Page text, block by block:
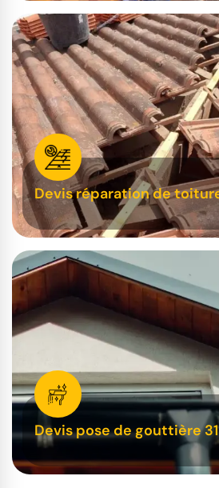
Devis réparation de
Devis pose de gouttière 31